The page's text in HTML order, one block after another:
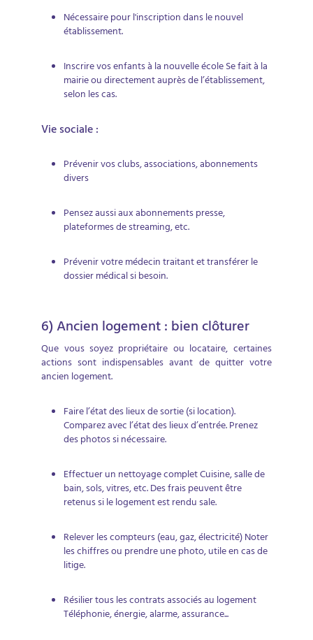
Nécessaire pour l'inscription dans le nouvel
établissement.
Inscrire vos enfants à la nouvelle école Se fait à la
mairie ou directement auprès de l’établissement,
selon les cas.
Vie sociale :
Prévenir vos clubs, associations, abonnements
divers
Pensez aussi aux abonnements presse,
plateformes de streaming, etc.
Prévenir votre médecin traitant et transférer le
dossier médical si besoin.
6) Ancien logement : bien clôturer
Que vous soyez propriétaire ou locataire, certaines
actions sont indispensables avant de quitter votre
ancien logement.
Faire l’état des lieux de sortie (si location).
Comparez avec l’état des lieux d’entrée. Prenez
des photos si nécessaire.
Effectuer un nettoyage complet Cuisine, salle de
bain, sols, vitres, etc. Des frais peuvent être
retenus si le logement est rendu sale.
Relever les compteurs (eau, gaz, électricité) Noter
les chiffres ou prendre une photo, utile en cas de
litige.
Résilier tous les contrats associés au logement
Téléphonie, énergie, alarme, assurance...